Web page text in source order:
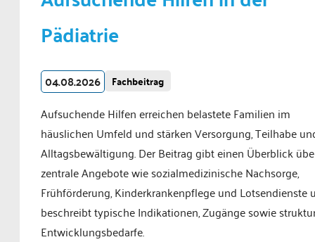
Pädiatrie
04.08.2026 Fachbeitrag
Aufsuchende Hilfen erreichen belastete Familien im
häuslichen Umfeld und stärken Versorgung, Teilhabe
Alltagsbewältigung. Der Beitrag gibt einen Überblick
zentrale Angebote wie sozialmedizinische Nachsorge,
Frühförderung, Kinderkrankenpflege und Lotsendienste
beschreibt typische Indikationen, Zugänge sowie
Entwicklungsbedarfe.